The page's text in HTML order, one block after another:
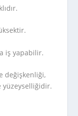
iş yapabilir.
değişkenliği,
yüzeyselliğidir.